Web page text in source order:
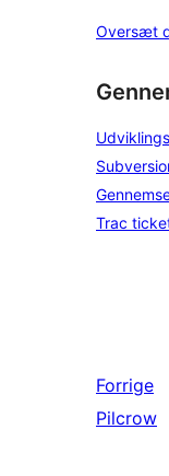
Oversæt
Trac
Forrige
Pilcrow